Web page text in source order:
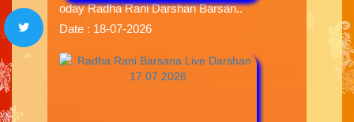
oday Radha Rani Darshan Barsan..
Date : 18-07-2026